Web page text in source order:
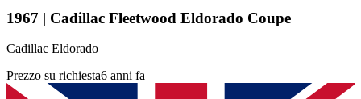
1967 | Cadillac Fleetwood Eldorado Coupe
Cadillac Eldorado
Prezzo su richiesta6 anni fa